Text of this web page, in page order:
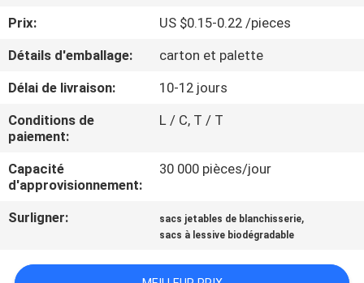
VISITE
DE
L'USINE
CONTRÔLE
DE
LA
QUALITÉ
NOUVELLES
Prix:
US $0.15-0.22 /pieces
Détails d'emballage:
carton et palette
Délai de livraison:
10-12 jours
Conditions de
paiement:
L / C, T / T
Capacité
d'approvisionnement:
30 000 pièces/jour
Surligner: sacs jetables de blanchisserie,
sacs à lessive biodégradable